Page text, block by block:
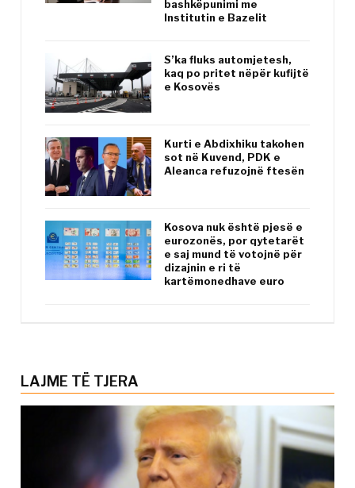
bashkëpunimi me
Institutin e Bazelit
S’ka fluks automjetesh,
kaq po pritet nëpër kufijtë
e Kosovës
Kurti e Abdixhiku takohen
sot në Kuvend, PDK e
Aleanca refuzojnë ftesën
Kosova nuk është pjesë e
eurozonës, por qytetarët
e saj mund të votojnë për
dizajnin e ri të
kartëmonedhave euro
LAJME TË TJERA